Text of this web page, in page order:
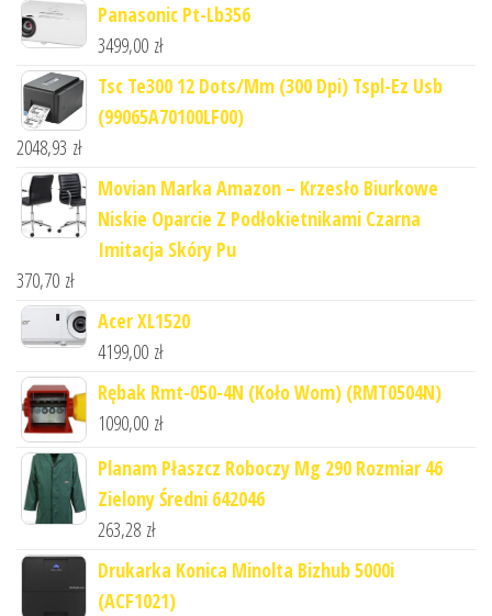
Panasonic Pt-Lb356
3499,00 zł
Tsc Te300 12 Dots/Mm (300 Dpi) Tspl-Ez Usb
(99065A70100LF00)
2048,93 zł
Movian Marka Amazon – Krzesło Biurkowe
Niskie Oparcie Z Podłokietnikami Czarna
Imitacja Skóry Pu
370,70 zł
Acer XL1520
4199,00 zł
Rębak Rmt-050-4N (Koło Wom) (RMT0504N)
1090,00 zł
Planam Płaszcz Roboczy Mg 290 Rozmiar 46
Zielony Średni 642046
263,28 zł
Drukarka Konica Minolta Bizhub 5000i
(ACF1021)